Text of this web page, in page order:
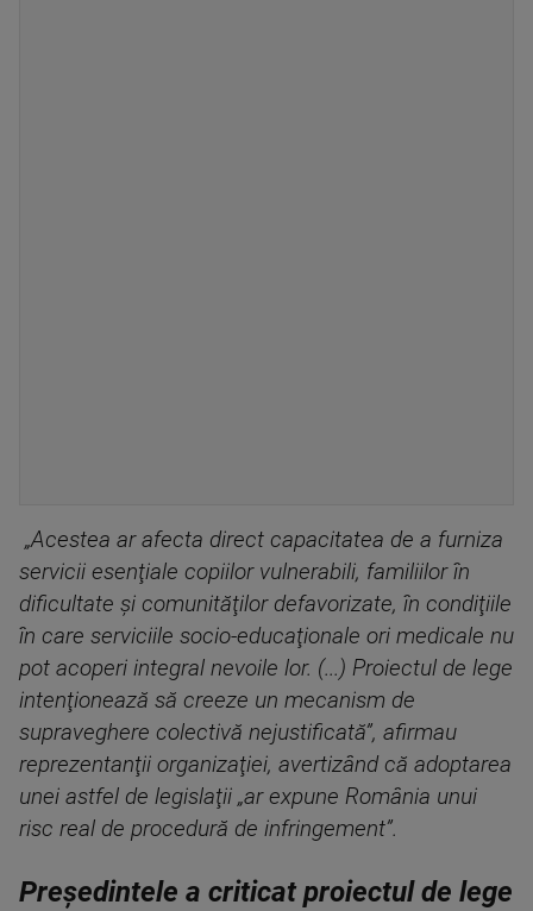
„Acestea ar afecta direct capacitatea de a furniza
servicii esenţiale copiilor vulnerabili, familiilor în
dificultate şi comunităţilor defavorizate, în condiţiile
în care serviciile socio-educaţionale ori medicale nu
pot acoperi integral nevoile lor. (...) Proiectul de lege
intenţionează să creeze un mecanism de
supraveghere colectivă nejustificată”, afirmau
reprezentanţii organizaţiei, avertizând că adoptarea
unei astfel de legislaţii „ar expune România unui
risc real de procedură de infringement”.
Președintele a criticat proiectul de lege